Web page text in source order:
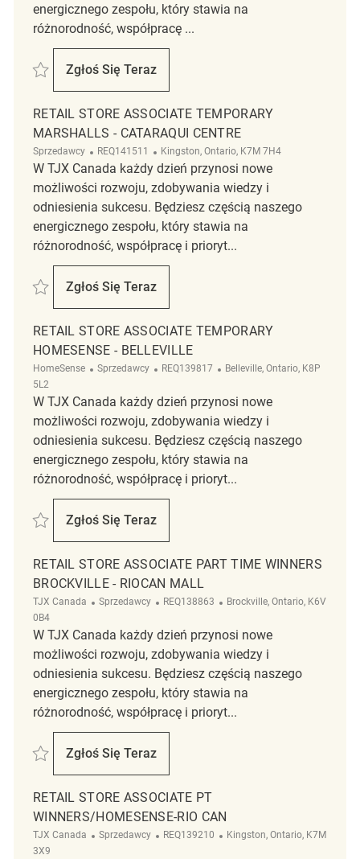
energicznego zespołu, który stawia na
różnorodność, współpracę ...
Zapisać Retail Associate REQ141443
Zgłoś Się Teraz
Retail Associate
RETAIL STORE ASSOCIATE TEMPORARY
MARSHALLS - CATARAQUI CENTRE
Kategoria
Sprzedawcy ReqId
REQ141511 Lokalizacja
Kingston, Ontario, K7M 7H4
W TJX Canada każdy dzień przynosi nowe
możliwości rozwoju, zdobywania wiedzy i
odniesienia sukcesu. Będziesz częścią naszego
energicznego zespołu, który stawia na
różnorodność, współpracę i prioryt...
Zapisać Retail Store Associate Temporary Marshalls - Cataraqui Centre
Zgłoś Się Teraz
Retail Store Associate Temporary
RETAIL STORE ASSOCIATE TEMPORARY
HOMESENSE - BELLEVILLE
HomeSense Kategoria
Sprzedawcy ReqId
REQ139817 Lokalizacja
Belleville, Ontario, K8P
5L2
W TJX Canada każdy dzień przynosi nowe
możliwości rozwoju, zdobywania wiedzy i
odniesienia sukcesu. Będziesz częścią naszego
energicznego zespołu, który stawia na
różnorodność, współpracę i prioryt...
Zapisać Retail Store Associate Temporary HomeSense - Belleville
Zgłoś Się Teraz
Retail Store Associate Temporary
RETAIL STORE ASSOCIATE PART TIME WINNERS
BROCKVILLE - RIOCAN MALL
TJX Canada Kategoria
Sprzedawcy ReqId
REQ138863 Lokalizacja
Brockville, Ontario, K6V
0B4
W TJX Canada każdy dzień przynosi nowe
możliwości rozwoju, zdobywania wiedzy i
odniesienia sukcesu. Będziesz częścią naszego
energicznego zespołu, który stawia na
różnorodność, współpracę i prioryt...
Zapisać Retail Store Associate Part Time Winners Brockville - Riocan
Zgłoś Się Teraz
Retail Store Associate Part Time Winners
RETAIL STORE ASSOCIATE PT
WINNERS/HOMESENSE-RIO CAN
TJX Canada Kategoria
Sprzedawcy ReqId
REQ139210 Lokalizacja
Kingston, Ontario, K7M
3X9